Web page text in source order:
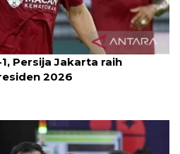
Persija Jakarta raih
2026